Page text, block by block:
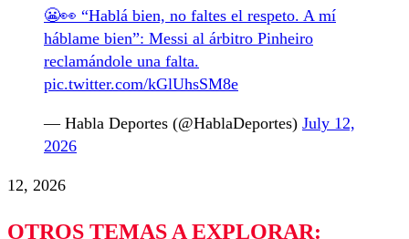
😬👀 “Hablá bien, no faltes el respeto. A mí
háblame bien”: Messi al árbitro Pinheiro
reclamándole una falta.
pic.twitter.com/kGlUhsSM8e
— Habla Deportes (@HablaDeportes) July 12,
2026
12, 2026
OTROS TEMAS A EXPLORAR: